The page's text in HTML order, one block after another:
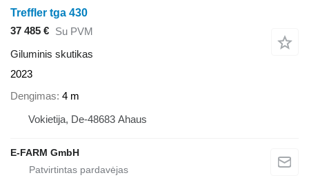
Treffler tga 430
37 485 € Su PVM
Giluminis skutikas
2023
Dengimas 4 m
Vokietija, De-48683 Ahaus
E-FARM GmbH